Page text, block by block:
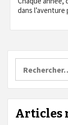
dans
Articles